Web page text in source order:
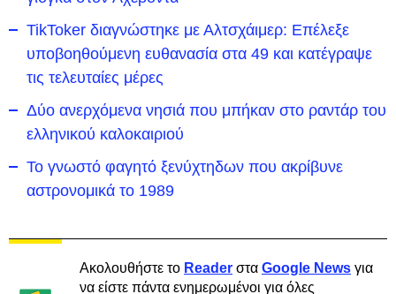
TikToker διαγνώστηκε με Αλτσχάιμερ: Επέλεξε
υποβοηθούμενη ευθανασία στα 49 και κατέγραψε
τις τελευταίες μέρες
Δύο ανερχόμενα νησιά που μπήκαν στο ραντάρ του
ελληνικού καλοκαιριού
Το γνωστό φαγητό ξενύχτηδων που ακρίβυνε
αστρονομικά το 1989
Ακολουθήστε το Reader στα Google News για
να είστε πάντα ενημερωμένοι για όλες